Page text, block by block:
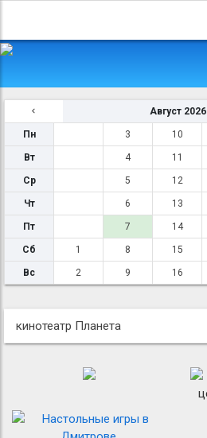
Август 2026
Пн 3 10
Вт 4 11
Ср 5 12
Чт 6 13
Пт 7 14
Сб 1 8 15
Вс 2 9 16
кинотеатр Планета